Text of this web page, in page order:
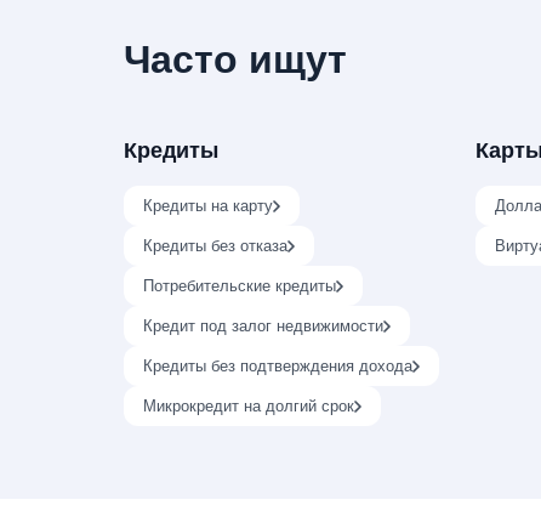
Часто ищут
Кредиты
Кредиты на карту
Кредиты без отказа
Потребительские кредиты
Кредит под залог недвижимости
Кредиты без подтверждения дохода
Микрокредит на долгий срок